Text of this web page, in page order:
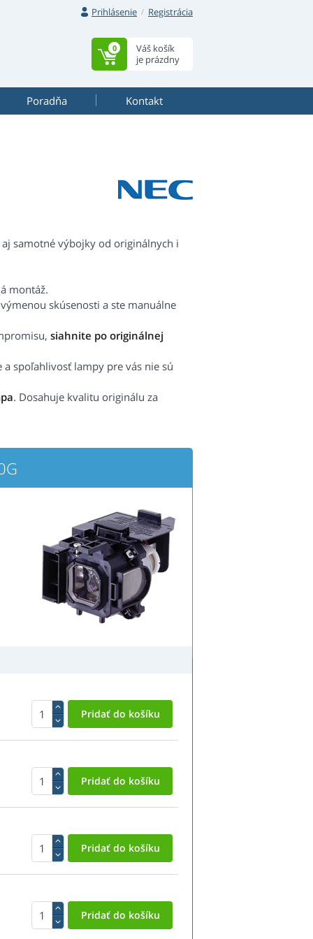
Prihlásenie Registrácia
Váš košík
je prázdny
0
Poradňa Kontakt
samotné výbojky od originálnych i
montáž.
skúsenosti a ste manuálne
siahnite po originálnej
spoľahlivosť lampy pre vás nie sú
. Dosahuje kvalitu originálu za